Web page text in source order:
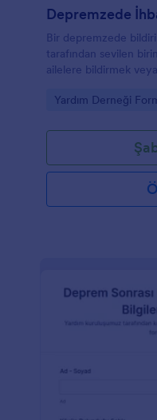
Depremzede
Bir depremzede
tarafından sevilen
ailelere bildirmek
Go to Category:
Yardım Derneği